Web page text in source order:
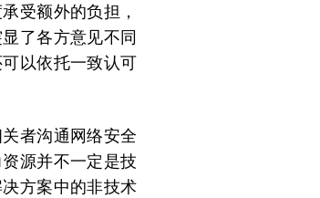
受额外的负担，
了各方意见不同
以依托一致认可
者沟通网络安全
源并不一定是技
方案中的非技术